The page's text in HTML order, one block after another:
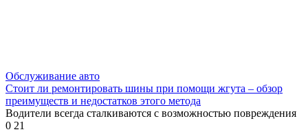
Обслуживание авто
Стоит ли ремонтировать шины при помощи жгута – обзор
преимуществ и недостатков этого метода
Водители всегда сталкиваются с возможностью повреждения
0 21